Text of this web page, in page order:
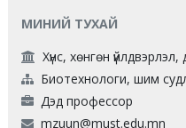
МИНИЙ ТУХАЙ
Хүнс, хөнгөн
Биотехнологи, шим
Дэд профессор
mzuun@must.edu.mn